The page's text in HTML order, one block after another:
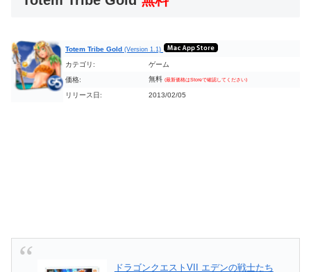
Totem Tribe Gold (Version 1.1)
カテゴリ:
ゲーム
価格:
無料 (最新価格はStoreで確認してください)
リリース日: 2013/02/05
ドラゴンクエストVII エデンの戦士たち